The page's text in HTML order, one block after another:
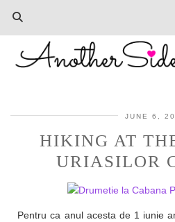
JUNE 6,
HIKING AT
URIASILOR
Pentru ca anul acesta de 1 iunie